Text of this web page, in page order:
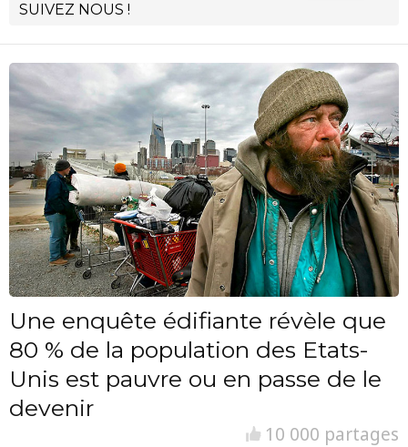
SUIVEZ NOUS !
Une enquête édifiante révèle que
80 % de la population des Etats-
Unis est pauvre ou en passe de le
devenir
10 000 partages